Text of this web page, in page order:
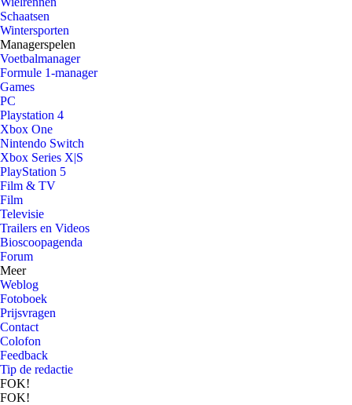
Schaatsen
Wintersporten
Managerspelen
Voetbalmanager
Formule 1-manager
Games
PC
Playstation 4
Xbox One
Nintendo Switch
Xbox Series X|S
PlayStation 5
Film & TV
Film
Televisie
Trailers en Videos
Bioscoopagenda
Forum
Meer
Weblog
Fotoboek
Prijsvragen
Contact
Colofon
Feedback
Tip de redactie
FOK!
FOK!